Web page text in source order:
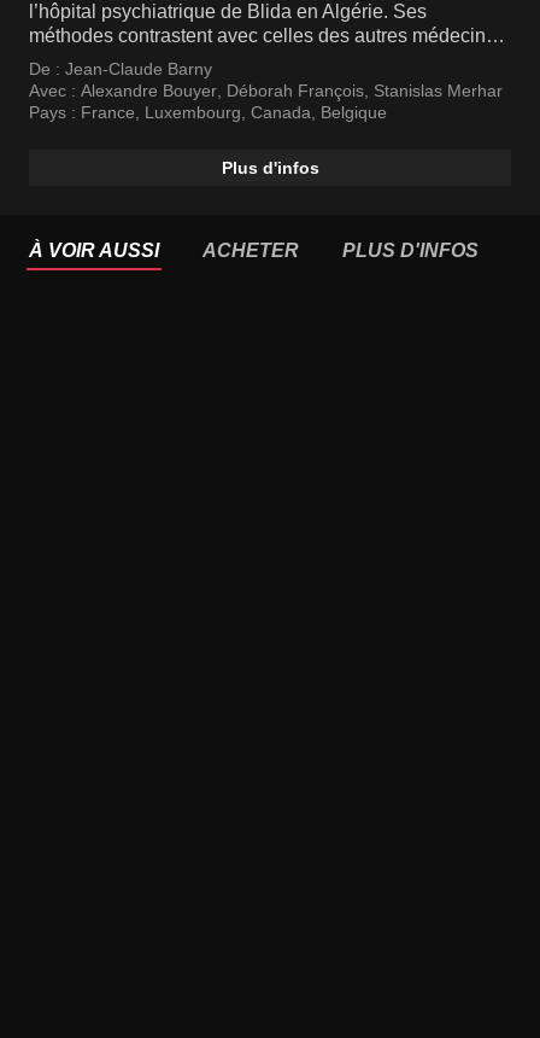
l’hôpital psychiatrique de Blida en Algérie. Ses
méthodes contrastent avec celles des autres médecins
dans un contexte de colonisation. Un biopic au cœur de
la guerre d’Algérie où se livre un combat au nom de
l’Humanité.
De : Jean-Claude Barny
Avec : Alexandre Bouyer, Déborah François, Stanislas Merhar
Pays : France, Luxembourg, Canada, Belgique
Plus d'infos
À VOIR AUSSI ACHETER PLUS D'INFOS